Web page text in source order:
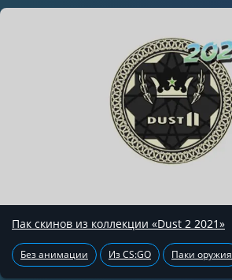
Пак скинов из коллекции «Dust 2 2021»
Без анимации Из CS:GO Паки оружия